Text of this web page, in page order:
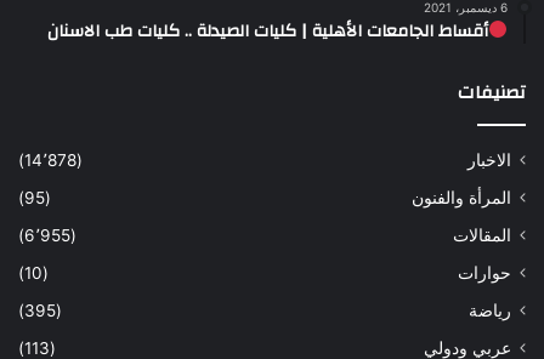
6 ديسمبر، 2021
أقساط الجامعات الأهلية | كليات الصيدلة .. كليات طب الاسنان
تصنيفات
الاخبار
(14٬878)
المرأة والفنون
(95)
المقالات
(6٬955)
حوارات
(10)
رياضة
(395)
عربي ودولي
(113)